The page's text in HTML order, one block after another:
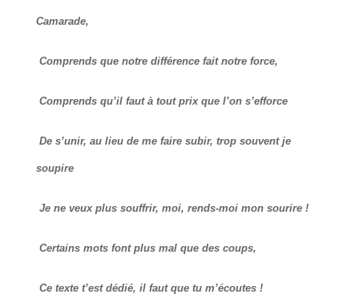
Camarade,
Comprends que notre différence fait notre force,
Comprends qu’il faut à tout prix que l’on s’efforce
De s’unir, au lieu de me faire subir, trop souvent je
soupire
Je ne veux plus souffrir, moi, rends-moi mon sourire !
Certains mots font plus mal que des coups,
Ce texte t’est dédié, il faut que tu m’écoutes !